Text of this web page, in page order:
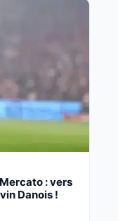
: vers
Danois !